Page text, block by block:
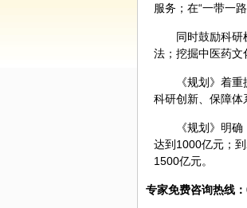
服务；在“一带一
同时鼓励科研
法；挖掘中医药文
《规划》着
科研创新、保障体
《规划》明
达到1000亿元；
1500亿元。
专家免费咨询热线